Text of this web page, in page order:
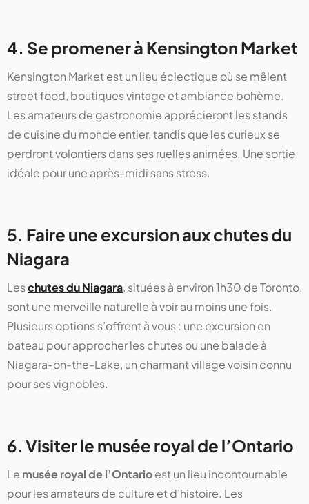
4. Se promener à Kensington Market
Kensington Market est un lieu éclectique où se mêlent
street food, boutiques vintage et ambiance bohème.
Les amateurs de gastronomie apprécieront les stands
de cuisine du monde entier, tandis que les curieux se
perdront volontiers dans ses ruelles animées. Une sortie
idéale pour une après-midi sans stress.
5. Faire une excursion aux chutes du
Niagara
Leschutes du Niagara, situées à environ 1h30 de Toronto,
sont une merveille naturelle à voir au moins une fois.
Plusieurs options s’offrent à vous : une excursion en
bateau pour approcher les chutes ou une balade à
Niagara-on-the-Lake, un charmant village voisin connu
pour ses vignobles.
6. Visiter le musée royal de l’Ontario
Le musée royal de l’Ontarioest un lieu incontournable
pour les amateurs de culture et d’histoire. Les